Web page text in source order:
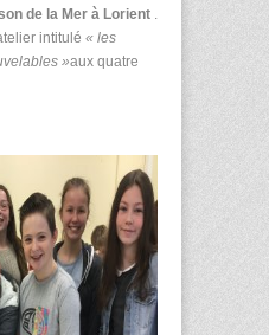
de la Mer à Lorient .
intitulé « les
»aux quatre